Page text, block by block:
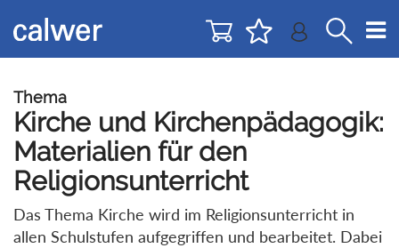
zur
Navigation
zum
Inhalt
Thema
Kirche und Kirchenpädagogik:
Materialien für den
Religionsunterricht
Das Thema Kirche wird im Religionsunterricht in
allen Schulstufen aufgegriffen und bearbeitet. Dabei